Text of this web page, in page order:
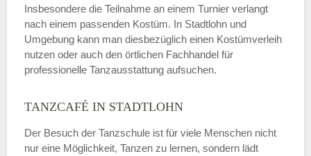
Insbesondere die Teilnahme an einem Turnier verlangt
nach einem passenden Kostüm. In Stadtlohn und
Umgebung kann man diesbezüglich einen Kostümverleih
nutzen oder auch den örtlichen Fachhandel für
professionelle Tanzausstattung aufsuchen.
TANZCAFÉ IN STADTLOHN
Der Besuch der Tanzschule ist für viele Menschen nicht
nur eine Möglichkeit, Tanzen zu lernen, sondern lädt